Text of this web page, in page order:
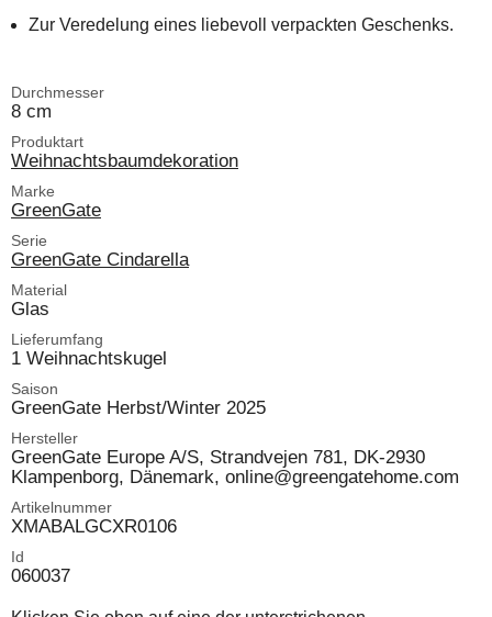
Zur Veredelung eines liebevoll verpackten Geschenks.
Durchmesser
8 cm
Produktart
Weihnachtsbaumdekoration
Marke
GreenGate
Serie
GreenGate Cindarella
Material
Glas
Lieferumfang
1 Weihnachtskugel
Saison
GreenGate Herbst/Winter 2025
Hersteller
GreenGate Europe A/S, Strandvejen 781, DK-2930
Klampenborg, Dänemark, online@greengatehome.com
Artikelnummer
XMABALGCXR0106
Id
060037